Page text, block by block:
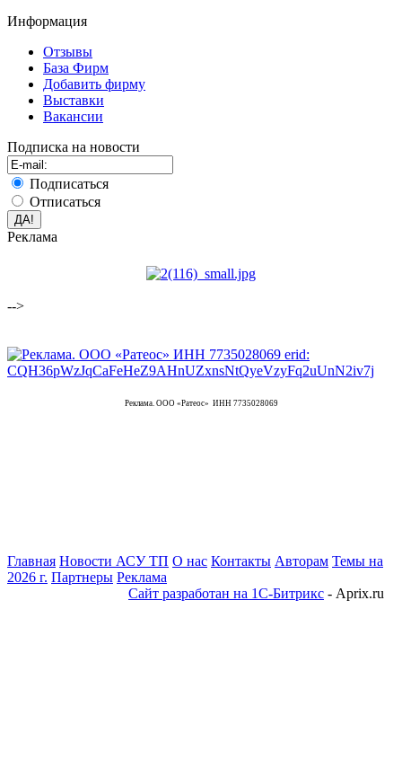
Информация
Отзывы
База Фирм
Добавить фирму
Выставки
Вакансии
Подписка на новости
Подписаться
Отписаться
Реклама
-->
Реклама. ООО «Ратеос» ИНН 7735028069
Главная Новости АСУ ТП О нас Контакты Авторам Темы на
2026 г. Партнеры Реклама
Сайт разработан на 1С-Битрикс - Aprix.ru